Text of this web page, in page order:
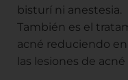
bisturí ni anestesia.
También es el
acné reduciendo en
las lesiones de